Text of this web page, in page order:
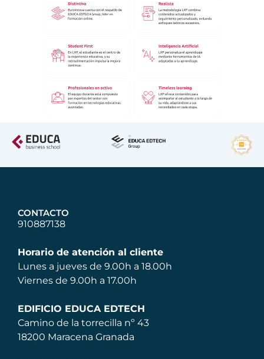
CONTACTO
910887138
Horario de atención al cliente
Lunes a jueves de 9.00h a 18.00h
Viernes de 9.00h a 17.00h
EDIFICIO EDUCA EDTECH
Camino de la torrecilla nº 43
18200 Maracena Granada